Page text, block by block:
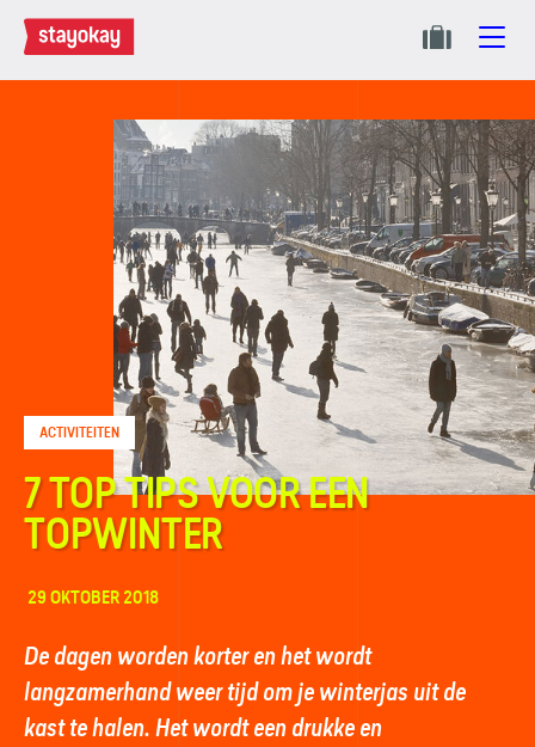
ACTIVITEITEN
7 TOP TIPS VOOR EEN
TOPWINTER
29 OKTOBER 2018
De dagen worden korter en het wordt
langzamerhand weer tijd om je winterjas uit de
kast te halen. Het wordt een drukke en